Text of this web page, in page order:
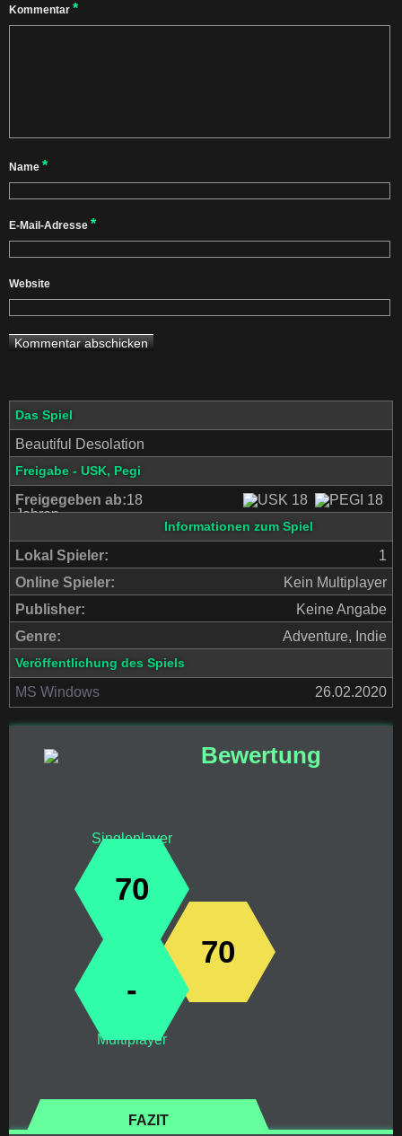
Kommentar *
Name *
E-Mail-Adresse *
Website
Das Spiel
Beautiful Desolation
Freigabe - USK, Pegi
Freigegeben ab:18
Jahren
Informationen zum Spiel
Lokal Spieler:
1
Online Spieler:
Kein Multiplayer
Publisher:
Keine Angabe
Genre:
Adventure, Indie
Veröffentlichung des Spiels
MS Windows 26.02.2020
Bewertung
Singleplayer
70
70
-
Multiplayer
FAZIT